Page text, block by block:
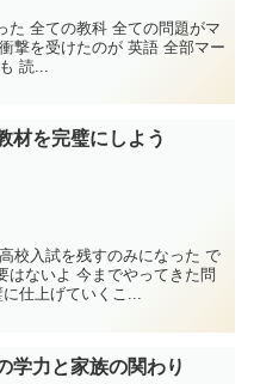
た 全ての教科 全ての問題がマ
撃を受けたのが 英語 全部マー
読...
材を完璧にしよう
校入試を残すのみになった で
はないよ 今までやってきた問
仕上げていくこ...
学力と家族の関わり